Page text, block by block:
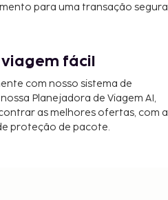
para uma transação segura
fácil
com nosso sistema de
Planejadora de Viagem AI,
as melhores ofertas, com a
proteção de pacote.